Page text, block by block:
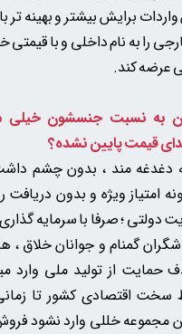
برایش بیشتر و بهینه تر
را به نام داخلی و با قیمتی
عرضه کند.
قیمت پایین نشده؟
دغدغه مند ، بدون چشم
امتیاز ویژه و بدون دریافت
دولتی ؛ صرفا با سرمایه
گمنام و جوانان خلاق ،
حمایت از تولید ملی وارد
سخت اقتصادی کشور تا
مجموعه خللی وارد نشود